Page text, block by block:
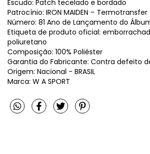
Escudo: Patch tecelado e bordado
Patrocínio: IRON MAIDEN – Termotransfer
Número: 81 Ano de Lançamento do
Etiqueta de produto oficial:
poliuretano
Composição: 100% Poliéster
Garantia do Fabricante: Contra defeito
Origem: Nacional - BRASIL
Marca: W A SPORT